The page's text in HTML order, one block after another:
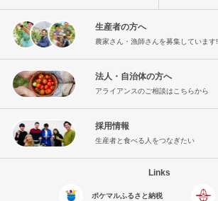
生産者の方へ
農家さん・漁師さんを募集しています!
法人・自治体の方へ
アライアンスのご相談はこちらから
採用情報
生産者と食べる人をつなぎたい
Links
ポケマルふるさと納税